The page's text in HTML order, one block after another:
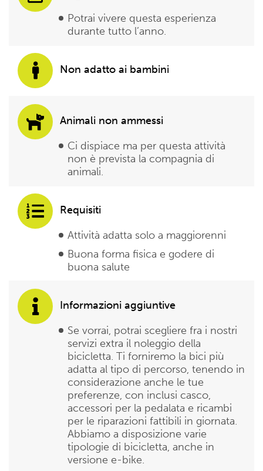
Potrai vivere questa esperienza
durante tutto l’anno.
Non adatto ai bambini
Animali non ammessi
Ci dispiace ma per questa attività
non è prevista la compagnia di
animali.
Requisiti
Attività adatta solo a maggiorenni
Buona forma fisica e godere di
buona salute
Informazioni aggiuntive
Se vorrai, potrai scegliere fra i nostri
servizi extra il noleggio della
bicicletta. Ti forniremo la bici più
adatta al tipo di percorso, tenendo in
considerazione anche le tue
preferenze, con inclusi casco,
accessori per la pedalata e ricambi
per le riparazioni fattibili in giornata.
Abbiamo a disposizione varie
tipologie di bicicletta, anche in
versione e-bike.